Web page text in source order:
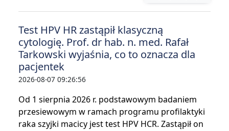
Test HPV HR zastąpił klasyczną
cytologię. Prof. dr hab. n. med. Rafał
Tarkowski wyjaśnia, co to oznacza dla
pacjentek
2026-08-07 09:26:56
Od 1 sierpnia 2026 r. podstawowym badaniem
przesiewowym w ramach programu profilaktyki
raka szyjki macicy jest test HPV HCR. Zastąpił on